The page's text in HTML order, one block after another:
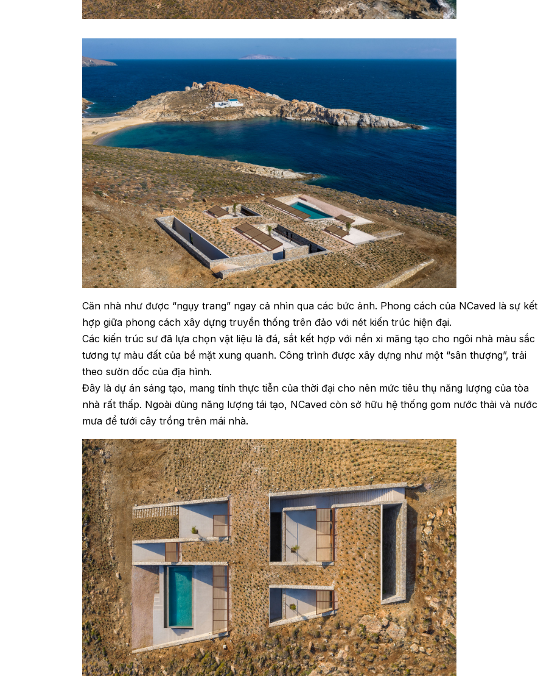
Căn nhà như được “ngụy trang” ngay cả nhìn qua các bức ảnh. Phong cách của NCaved là sự kết
hợp giữa phong cách xây dựng truyền thống trên đảo với nét kiến trúc hiện đại.
Các kiến trúc sư đã lựa chọn vật liệu là đá, sắt kết hợp với nền xi măng tạo cho ngôi nhà màu sắc
tương tự màu đất của bề mặt xung quanh. Công trình được xây dựng như một “sân thượng”, trải
theo sườn dốc của địa hình.
Đây là dự án sáng tạo, mang tính thực tiễn của thời đại cho nên mức tiêu thụ năng lượng của tòa
nhà rất thấp. Ngoài dùng năng lượng tái tạo, NCaved còn sở hữu hệ thống gom nước thải và nước
mưa để tưới cây trồng trên mái nhà.